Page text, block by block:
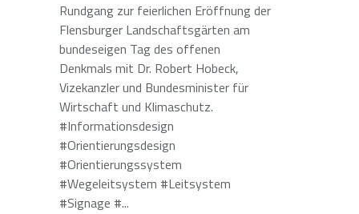
Rundgang zur feierlichen Eröffnung der
Flensburger Landschaftsgärten am
bundeseigen Tag des offenen
Denkmals mit Dr. Robert Hobeck,
Vizekanzler und Bundesminister für
Wirtschaft und Klimaschutz.
#Informationsdesign
#Orientierungsdesign
#Orientierungssystem
#Wegeleitsystem #Leitsystem
#Signage #